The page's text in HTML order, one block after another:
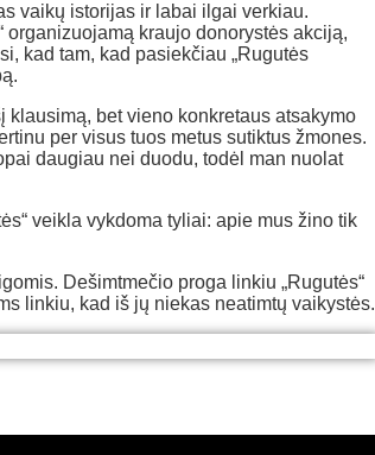
vaikų istorijas ir labai ilgai verkiau.
kraujo donorystės akciją,
kad tam, kad pasiekčiau „Rugutės
klausimą, bet vieno konkretaus atsakymo
per visus tuos metus sutiktus žmones.
daugiau nei duodu, todėl man nuolat
veikla vykdoma tyliai: apie mus žino tik
Dešimtmečio proga linkiu „Rugutės“
linkiu, kad iš jų niekas neatimtų vaikystės.